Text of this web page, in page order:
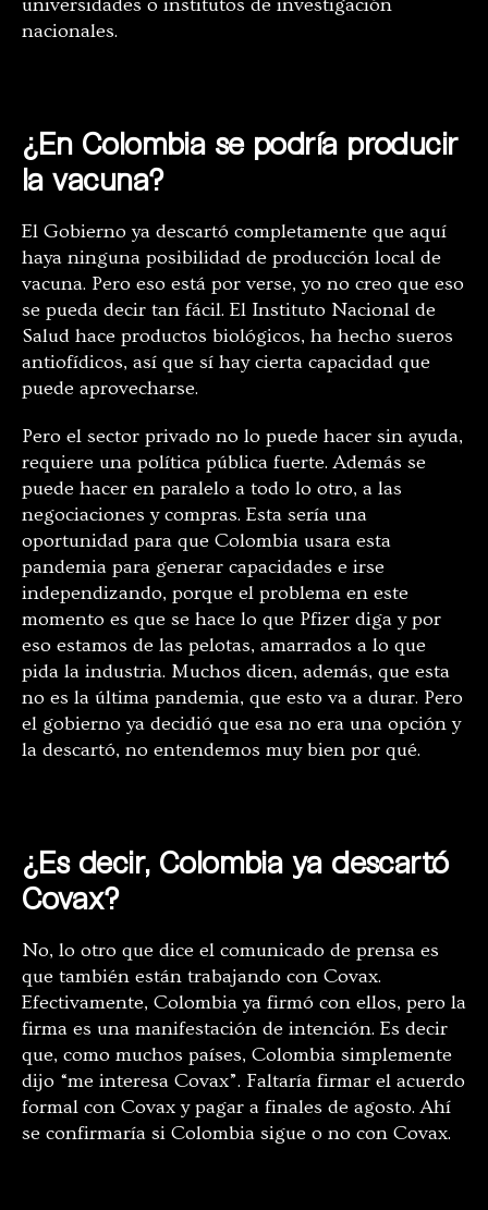
universidades o institutos de investigación
nacionales.
¿En Colombia se podría producir
la vacuna?
El Gobierno ya descartó completamente que aquí
haya ninguna posibilidad de producción local de
vacuna. Pero eso está por verse, yo no creo que eso
se pueda decir tan fácil. El Instituto Nacional de
Salud hace productos biológicos, ha hecho sueros
antiofídicos, así que sí hay cierta capacidad que
puede aprovecharse.
Pero el sector privado no lo puede hacer sin ayuda,
requiere una política pública fuerte. Además se
puede hacer en paralelo a todo lo otro, a las
negociaciones y compras. Esta sería una
oportunidad para que Colombia usara esta
pandemia para generar capacidades e irse
independizando, porque el problema en este
momento es que se hace lo que Pfizer diga y por
eso estamos de las pelotas, amarrados a lo que
pida la industria. Muchos dicen, además, que esta
no es la última pandemia, que esto va a durar. Pero
el gobierno ya decidió que esa no era una opción y
la descartó, no entendemos muy bien por qué.
¿Es decir, Colombia ya descartó
Covax?
No, lo otro que dice el comunicado de prensa es
que también están trabajando con Covax.
Efectivamente, Colombia ya firmó con ellos, pero la
firma es una manifestación de intención. Es decir
que, como muchos países, Colombia simplemente
dijo “me interesa Covax”. Faltaría firmar el acuerdo
formal con Covax y pagar a finales de agosto. Ahí
se confirmaría si Colombia sigue o no con Covax.